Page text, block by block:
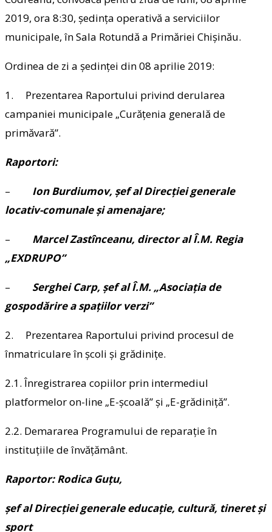
2019, ora 8:30, şedinţa operativă a serviciilor
municipale, în Sala Rotundă a Primăriei Chişinău.
Ordinea de zi a şedinţei din 08 aprilie 2019:
1. Prezentarea Raportului privind derularea
campaniei municipale „Curățenia generală de
primăvară”.
Raportori:
– Ion Burdiumov, șef al Direcției generale
locativ-comunale și amenajare;
– Marcel Zastînceanu, director al Î.M. Regia
„EXDRUPO”
– Serghei Carp, șef al Î.M. „Asociația de
gospodărire a spațiilor verzi”
2. Prezentarea Raportului privind procesul de
înmatriculare în școli și grădinițe.
2.1. Înregistrarea copiilor prin intermediul
platformelor on-line „E-școală” și „E-grădiniță”.
2.2. Demararea Programului de reparație în
instituțiile de învățământ.
Raportor: Rodica Guțu,
șef al Direcţiei generale educație, cultură, tineret și
sport